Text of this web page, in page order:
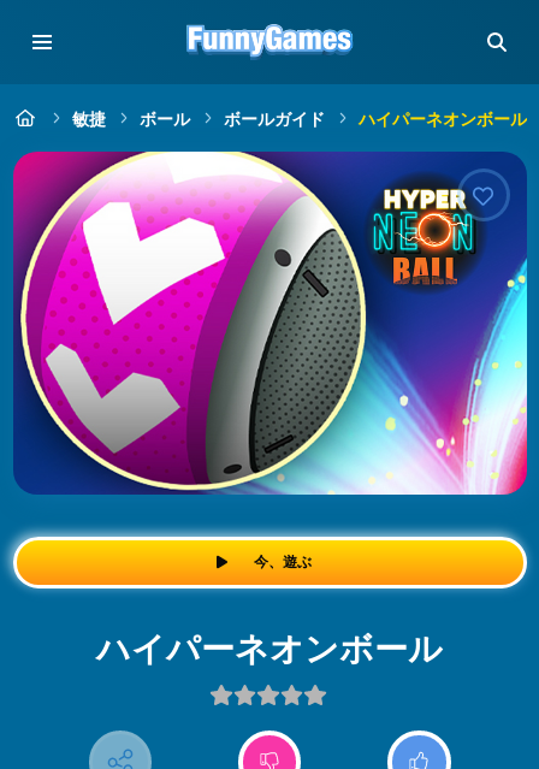
敏捷 ボール ボールガイド ハイパーネオンボール
今、遊ぶ
ハイパーネオンボール